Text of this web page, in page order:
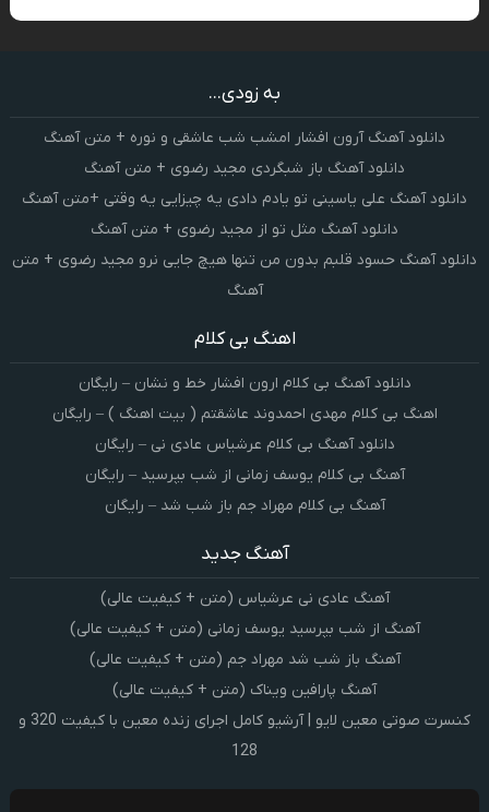
به زودی...
دانلود آهنگ آرون افشار امشب شب عاشقی و نوره + متن آهنگ
دانلود آهنگ باز شبگردی مجید رضوی + متن آهنگ
دانلود آهنگ علی یاسینی تو یادم دادی یه چیزایی یه وقتی +متن آهنگ
دانلود آهنگ مثل تو از مجید رضوی + متن آهنگ
دانلود آهنگ حسود قلبم بدون من تنها هیچ جایی نرو مجید رضوی + متن
آهنگ
اهنگ بی کلام
دانلود آهنگ بی کلام ارون افشار خط و نشان – رایگان
اهنگ بی کلام مهدی احمدوند عاشقتم ( بیت اهنگ ) – رایگان
دانلود آهنگ بی کلام عرشیاس عادی نی – رایگان
آهنگ بی کلام یوسف زمانی از شب بپرسید – رایگان
آهنگ بی کلام مهراد جم باز شب شد – رایگان
آهنگ جدید
آهنگ عادی نی عرشیاس (متن + کیفیت عالی)
آهنگ از شب بپرسید یوسف زمانی (متن + کیفیت عالی)
آهنگ باز شب شد مهراد جم (متن + کیفیت عالی)
آهنگ پارافین ویناک (متن + کیفیت عالی)
کنسرت صوتی معین لایو | آرشیو کامل اجرای زنده معین با کیفیت 320 و
128